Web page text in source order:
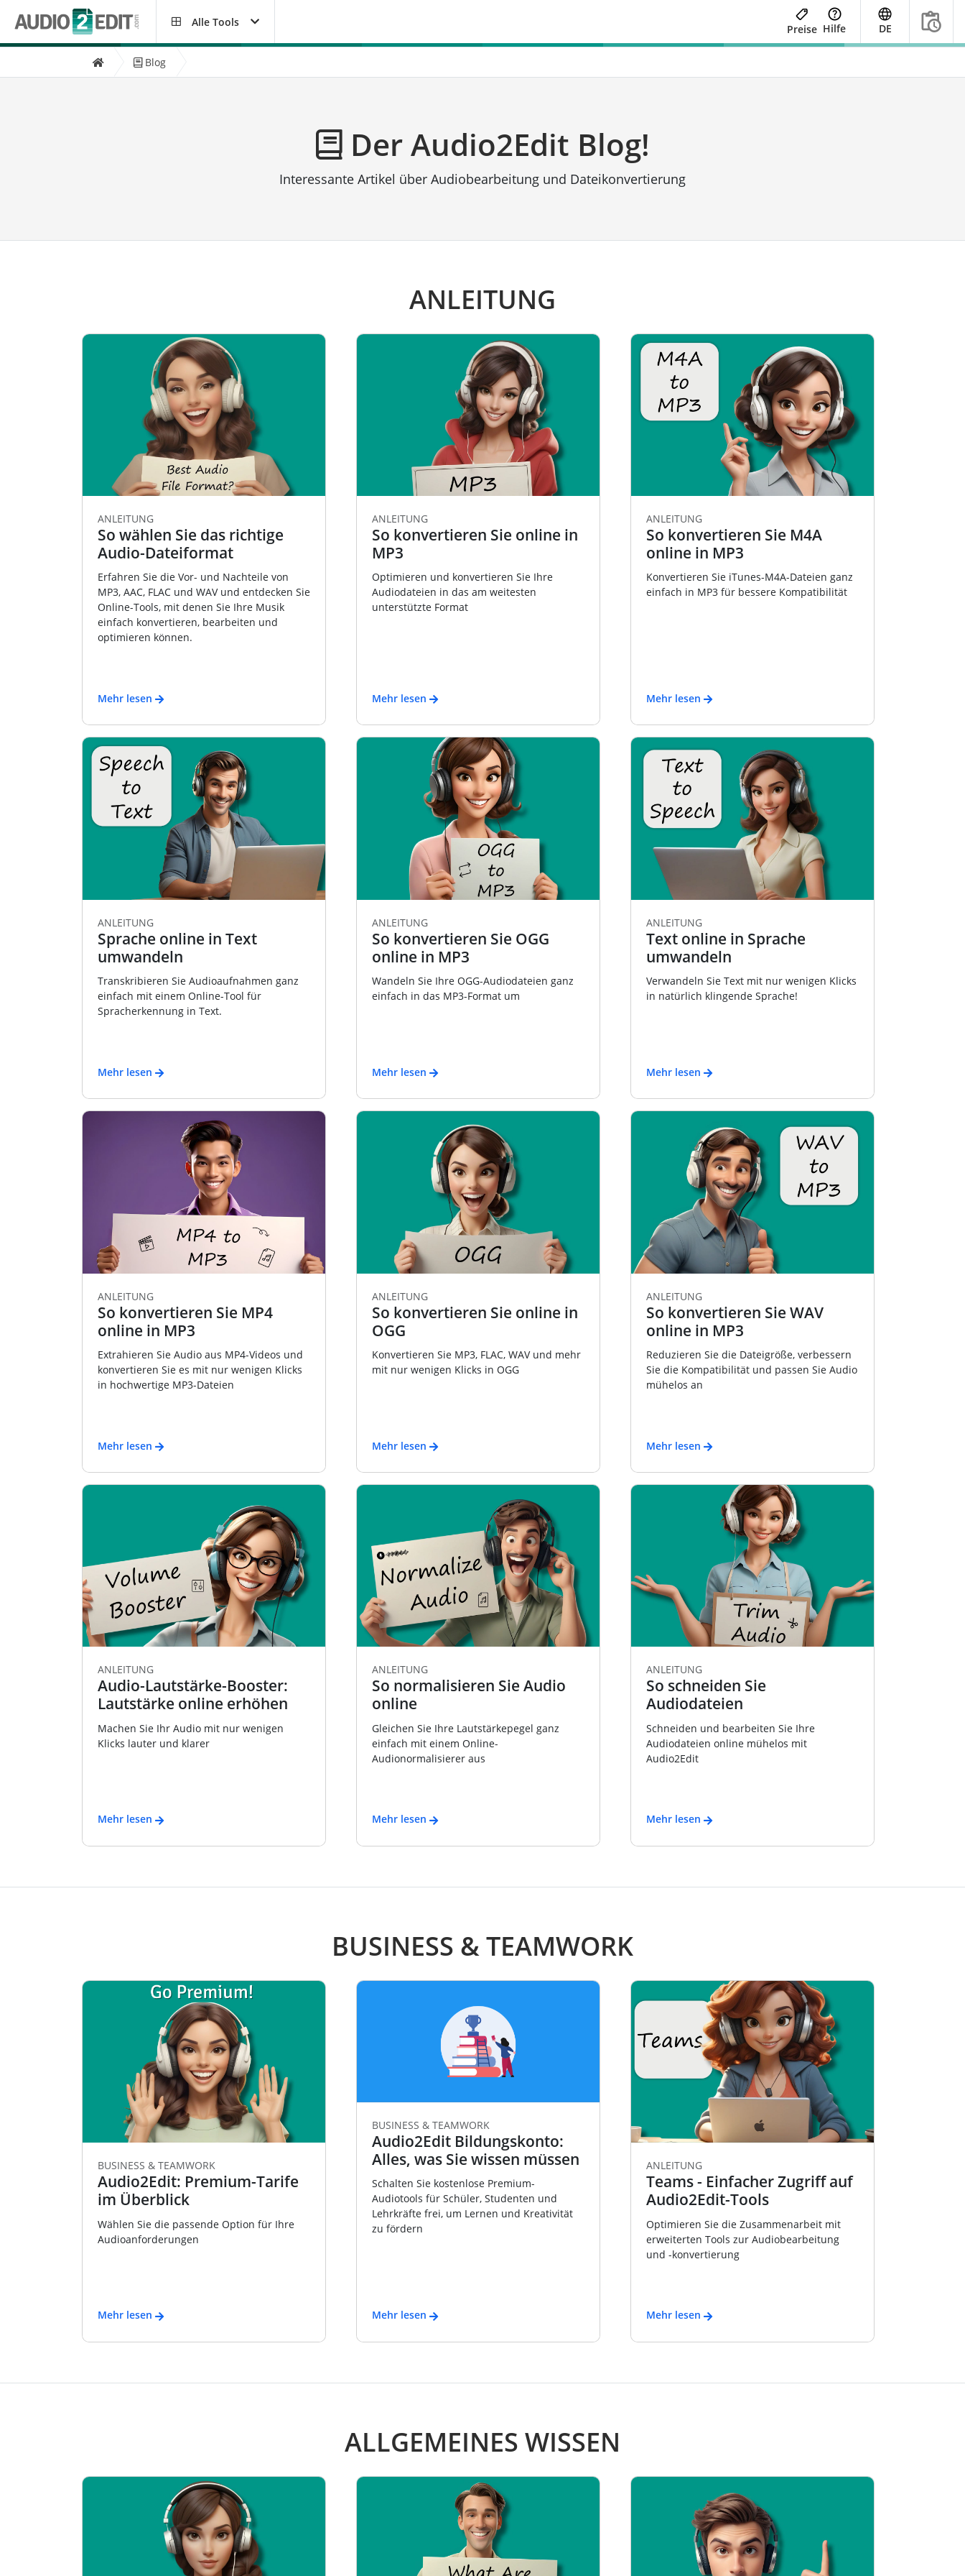
Alle Tools
Preise Hilfe DE
Blog
Der Audio2Edit Blog!
Interessante Artikel über Audiobearbeitung und Dateikonvertierung
ANLEITUNG
ANLEITUNG
So wählen Sie das richtige
Audio-Dateiformat
Erfahren Sie die Vor- und Nachteile von
MP3, AAC, FLAC und WAV und entdecken Sie
Online-Tools, mit denen Sie Ihre Musik
einfach konvertieren, bearbeiten und
optimieren können.
Mehr lesen
ANLEITUNG
So konvertieren Sie online in
MP3
Optimieren und konvertieren Sie Ihre
Audiodateien in das am weitesten
unterstützte Format
Mehr lesen
ANLEITUNG
So konvertieren Sie M4A
online in MP3
Konvertieren Sie iTunes-M4A-Dateien ganz
einfach in MP3 für bessere Kompatibilität
Mehr lesen
ANLEITUNG
Sprache online in Text
umwandeln
Transkribieren Sie Audioaufnahmen ganz
einfach mit einem Online-Tool für
Spracherkennung in Text.
Mehr lesen
ANLEITUNG
So konvertieren Sie OGG
online in MP3
Wandeln Sie Ihre OGG-Audiodateien ganz
einfach in das MP3-Format um
Mehr lesen
ANLEITUNG
Text online in Sprache
umwandeln
Verwandeln Sie Text mit nur wenigen Klicks
in natürlich klingende Sprache!
Mehr lesen
ANLEITUNG
So konvertieren Sie MP4
online in MP3
Extrahieren Sie Audio aus MP4-Videos und
konvertieren Sie es mit nur wenigen Klicks
in hochwertige MP3-Dateien
Mehr lesen
ANLEITUNG
So konvertieren Sie online in
OGG
Konvertieren Sie MP3, FLAC, WAV und mehr
mit nur wenigen Klicks in OGG
Mehr lesen
ANLEITUNG
So konvertieren Sie WAV
online in MP3
Reduzieren Sie die Dateigröße, verbessern
Sie die Kompatibilität und passen Sie Audio
mühelos an
Mehr lesen
ANLEITUNG
Audio-Lautstärke-Booster:
Lautstärke online erhöhen
Machen Sie Ihr Audio mit nur wenigen
Klicks lauter und klarer
Mehr lesen
ANLEITUNG
So normalisieren Sie Audio
online
Gleichen Sie Ihre Lautstärkepegel ganz
einfach mit einem Online-
Audionormalisierer aus
Mehr lesen
ANLEITUNG
So schneiden Sie
Audiodateien
Schneiden und bearbeiten Sie Ihre
Audiodateien online mühelos mit
Audio2Edit
Mehr lesen
BUSINESS & TEAMWORK
BUSINESS & TEAMWORK
Audio2Edit: Premium-Tarife
im Überblick
Wählen Sie die passende Option für Ihre
Audioanforderungen
Mehr lesen
BUSINESS & TEAMWORK
Audio2Edit Bildungskonto:
Alles, was Sie wissen müssen
Schalten Sie kostenlose Premium-
Audiotools für Schüler, Studenten und
Lehrkräfte frei, um Lernen und Kreativität
zu fördern
Mehr lesen
ANLEITUNG
Teams - Einfacher Zugriff auf
Audio2Edit-Tools
Optimieren Sie die Zusammenarbeit mit
erweiterten Tools zur Audiobearbeitung
und -konvertierung
Mehr lesen
ALLGEMEINES WISSEN